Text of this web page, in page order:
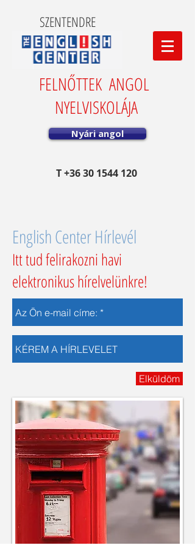
SZENTENDRE
FELNŐTTEK ANGOL
NYELVISKOLÁJA
Nyári angol
T+36 30 1544 120
English Center Hírlevél
Itt tud felirakozni havi
elektronikus hírelvelünkre!
Elküldöm